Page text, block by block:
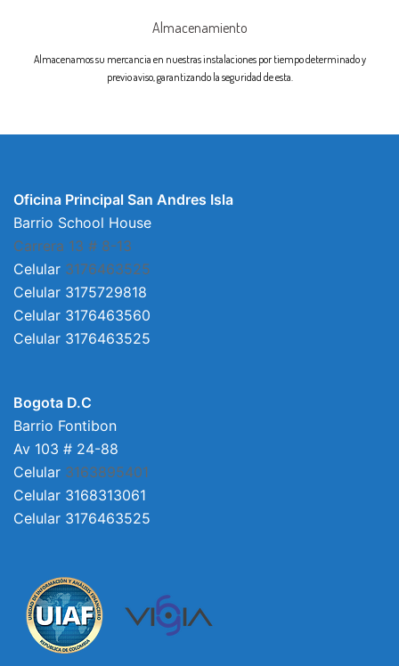
Almacenamiento
Almacenamos su mercancia en nuestras instalaciones por tiempo determinado y
previo aviso, garantizando la seguridad de esta.
Oficina Principal San Andres Isla
Barrio School House
Carrera 13 # 8-13
Celular 3176463525
Celular 3175729818
Celular 3176463560
Celular 3176463525
Bogota D.C
Barrio Fontibon
Av 103 # 24-88
Celular 3163895401
Celular 3168313061
Celular 3176463525